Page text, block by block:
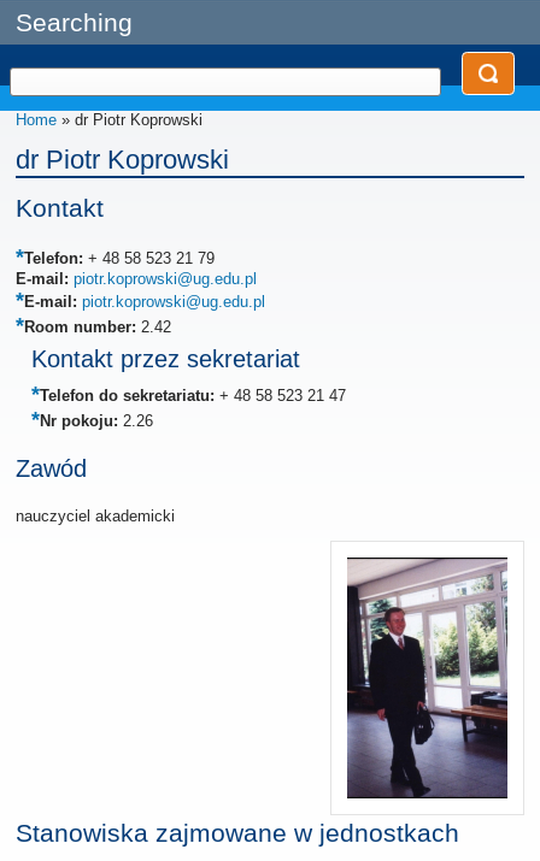
Searching
Home » dr Piotr Koprowski
dr Piotr Koprowski
Kontakt
Telefon: + 48 58 523 21 79
E-mail: piotr.koprowski@ug.edu.pl
E-mail: piotr.koprowski@ug.edu.pl
Room number: 2.42
Kontakt przez sekretariat
Telefon do sekretariatu: + 48 58 523 21 47
Nr pokoju: 2.26
Zawód
nauczyciel akademicki
Stanowiska zajmowane w jednostkach